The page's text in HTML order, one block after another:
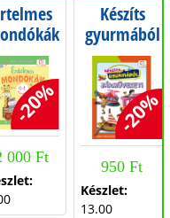
0-1
-20%
000 Ft
Készíts
gyurmából
járműveket!
-20%
950 Ft
Készlet:
13.00